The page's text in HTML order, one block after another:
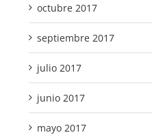
octubre 2017
septiembre 2017
julio 2017
junio 2017
mayo 2017